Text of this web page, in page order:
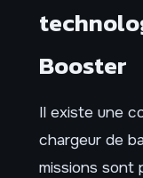
Booster
Il existe une
chargeur de
missions sont